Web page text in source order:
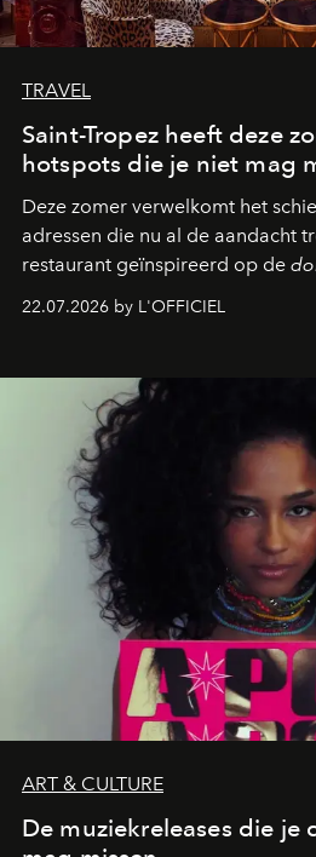
TRAVEL
Saint-Tropez heeft deze
hotspots die je niet mag
Deze zomer verwelkomt het
adressen die nu al de aandacht
restaurant geïnspireerd op de
verandert in een bruisende
neerstrijkt in Saint-Tropez. Dit
die deze zomer de toon zetten,
zwoele nachten.
22.07.2026 by L'OFFICIEL
ART & CULTURE
De muziekreleases die je